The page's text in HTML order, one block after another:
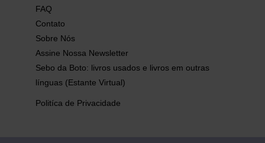
FAQ
Contato
Sobre Nós
Assine Nossa Newsletter
Sebo da Boto: livros usados e livros em outras
línguas (Estante Virtual)
Politíca de Privacidade